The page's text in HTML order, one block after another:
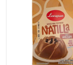
el desayuno
y tradición.